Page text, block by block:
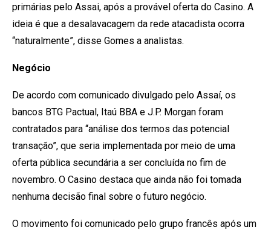
primárias pelo Assai, após a provável oferta do Casino. A
ideia é que a desalavacagem da rede atacadista ocorra
“naturalmente”, disse Gomes a analistas.
Negócio
De acordo com comunicado divulgado pelo Assaí, os
bancos BTG Pactual, Itaú BBA e J.P. Morgan foram
contratados para “análise dos termos das potencial
transação”, que seria implementada por meio de uma
oferta pública secundária a ser concluída no fim de
novembro. O Casino destaca que ainda não foi tomada
nenhuma decisão final sobre o futuro negócio.
O movimento foi comunicado pelo grupo francês após um